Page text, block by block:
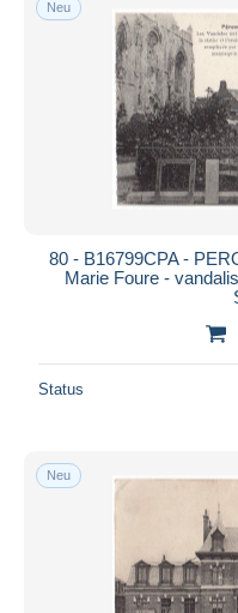
Kostenloser Versand
Zahlungsmethoden
PayPal
Visa
Mastercard
iDeal
Gesamte Auswahl aufheben
Wohnsitz des
Neu
80 - B16799CPA -
Marie Foure -
Status
Neu